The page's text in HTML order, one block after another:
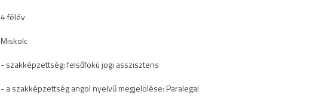
4 félév
Miskolc
- szakképzettség: felsőfokú jogi asszisztens
- a szakképzettség angol nyelvű megjelölése: Paralegal